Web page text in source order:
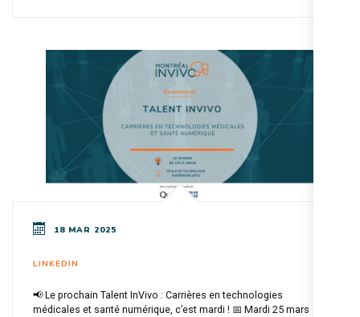
18 MAR 2025
LINKEDIN
📢 Le prochain Talent InVivo : Carrières en technologies
médicales et santé numérique, c’est mardi ! 📅 Mardi 25 mars